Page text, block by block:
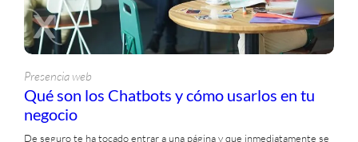
Presencia web
Qué son los Chatbots y cómo usarlos en tu
negocio
De seguro te ha tocado entrar a una página y que inmediatamente se